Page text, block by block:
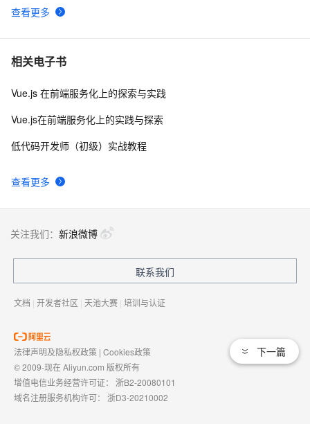
查看更多
相关电子书
查看更多
Vue.js 在前端服务化上的探索与实践
Vue.js在前端服务化上的实践与探索
低代码开发师（初级）实战教程
下一篇
关注我们： 新浪微博
联系我们
文档 | 开发者社区 | 天池大赛 | 培训与认证
法律声明及隐私权政策 | Cookies政策
© 2009-现在 Aliyun.com 版权所有
增值电信业务经营许可证： 浙B2-20080101
域名注册服务机构许可： 浙D3-20210002